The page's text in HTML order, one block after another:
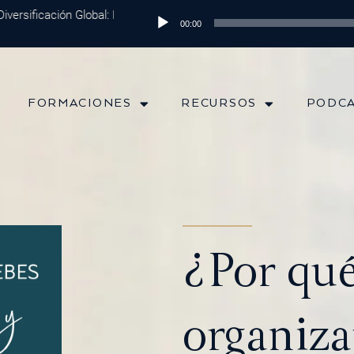
Global: Protege tu Dinero y Maximiza tus Inversiones
Reproductor
00:00
FORMACIONES RECURSOS
¿Por